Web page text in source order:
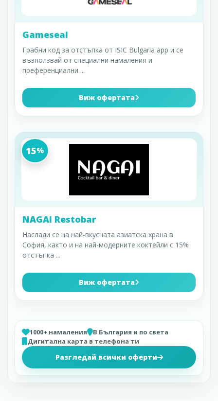
Gameseal
Грабни код за отстъпка от ISIC Bulgaria app и се
възползвай от специални намаления и
преференциални ...
Виж офертата
15%
NAGAI Restobar
Наслади се на най-вкусната азиатска храна в
София, както и на най-модерните коктейли с 15%
отстъпка ...
Виж офертата
1000+ намаления
В България и по света
Дигитална карта в телефона ти
Разгледай всички оферти